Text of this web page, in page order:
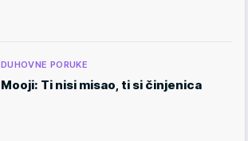
DUHOVNE PORUKE
Mooji: Ti nisi misao, ti si činjenica